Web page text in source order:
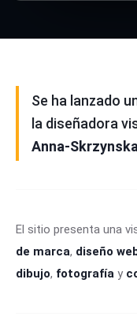
Se ha lanzado
la diseñadora
Anna-
El sitio presenta una
de marca, diseño
dibujo, fotografía y